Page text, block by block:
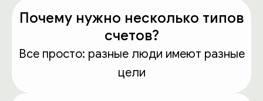
Почему нужно несколько типов
счетов?
Все просто: разные люди имеют разные
цели